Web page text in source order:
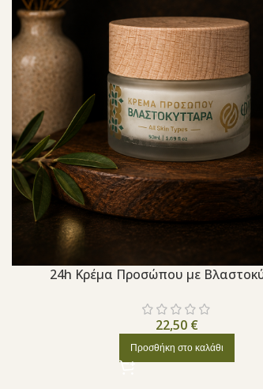
24h Κρέμα Προσώπου με
22,50 €
Προσθήκη στο καλάθι